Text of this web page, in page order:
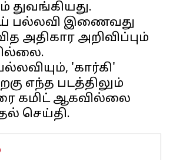
துவங்கியது.
பல்லவி இணைவது
அதிகார அறிவிப்பும்
'கார்கி'
எந்த படத்திலும்
கமிட் ஆகவில்லை